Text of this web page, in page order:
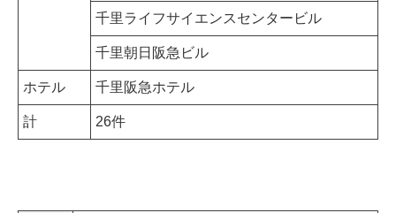
千里ライフサイエンスセンタービル
千里朝日阪急ビル
ホテル 千里阪急ホテル
計 26件